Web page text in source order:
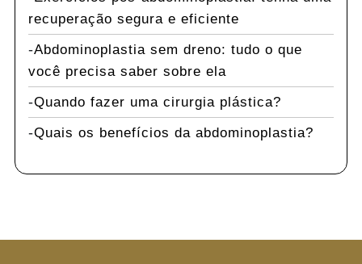
recuperação segura e eficiente
Abdominoplastia sem dreno: tudo o que
você precisa saber sobre ela
Quando fazer uma cirurgia plástica?
Quais os benefícios da abdominoplastia?